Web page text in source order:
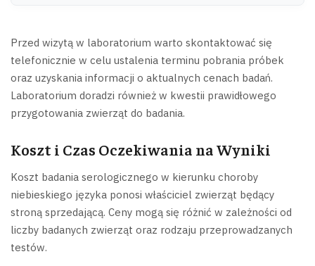
Przed wizytą w laboratorium warto skontaktować się
telefonicznie w celu ustalenia terminu pobrania próbek
oraz uzyskania informacji o aktualnych cenach badań.
Laboratorium doradzi również w kwestii prawidłowego
przygotowania zwierząt do badania.
Koszt i Czas Oczekiwania na Wyniki
Koszt badania serologicznego w kierunku choroby
niebieskiego języka ponosi właściciel zwierząt będący
stroną sprzedającą. Ceny mogą się różnić w zależności od
liczby badanych zwierząt oraz rodzaju przeprowadzanych
testów.